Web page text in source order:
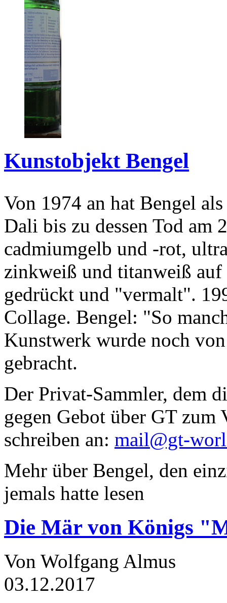
Kunstobjekt Bengel
Von 1974 an hat Bengel
Dali bis zu dessen Tod am
cadmiumgelb und -rot,
zinkweiß und titanweiß
gedrückt und "vermalt".
Collage. Bengel: "So
Kunstwerk wurde noch
gebracht.
Der Privat-Sammler, dem
gegen Gebot über GT zum
schreiben an: mail@gt-
Mehr über Bengel, den
jemals hatte lesen
Die Mär von Königs
Von Wolfgang Almus
03.12.2017